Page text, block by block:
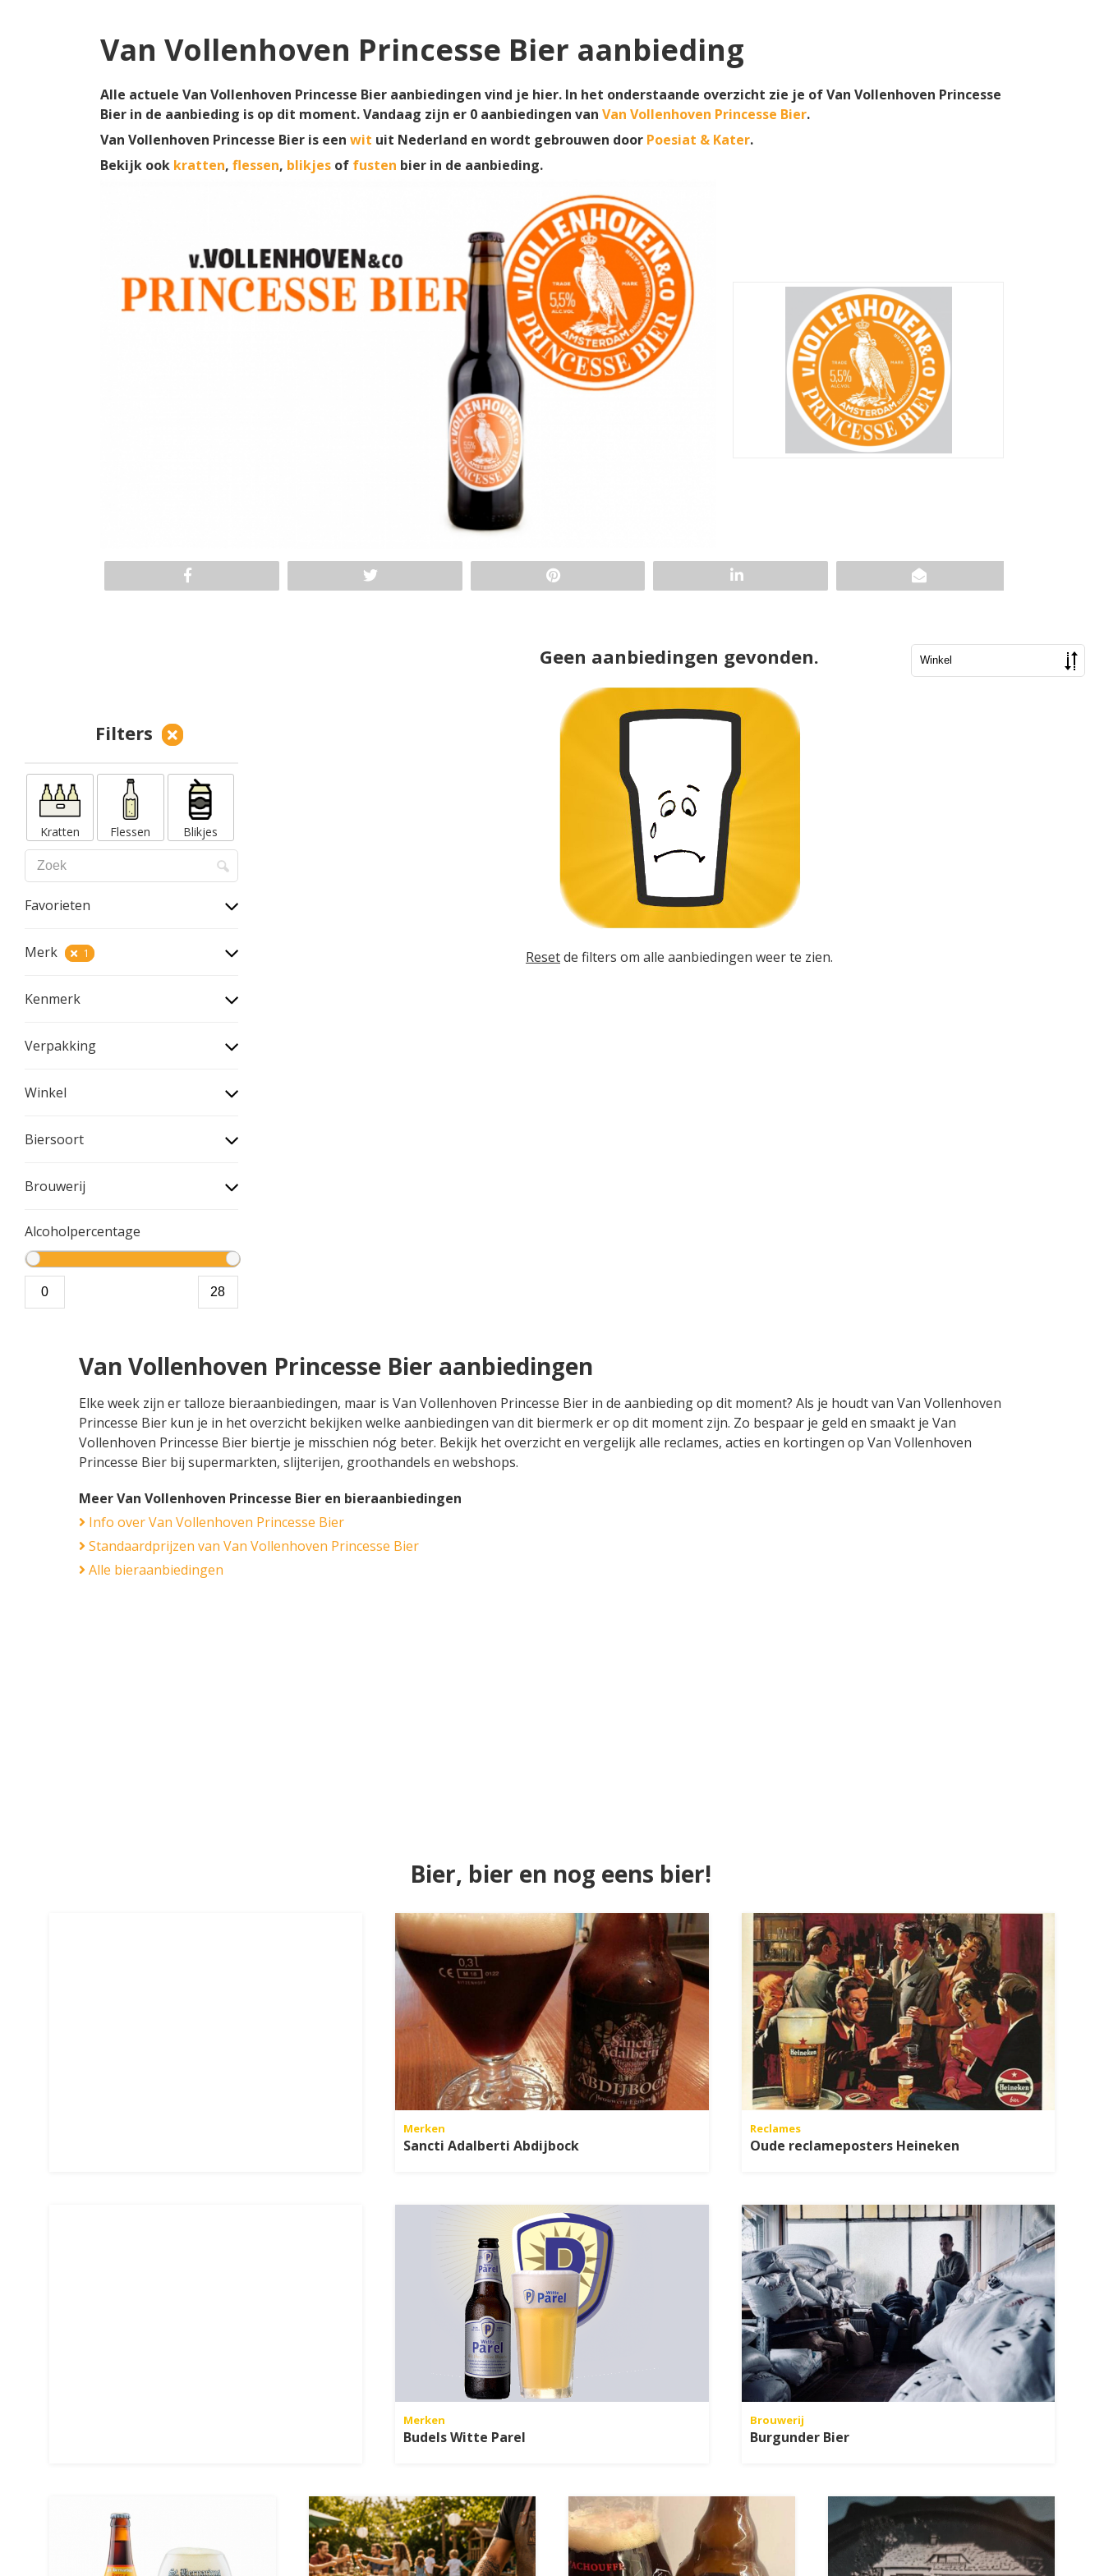
Van Vollenhoven Princesse Bier aanbieding
Alle actuele Van Vollenhoven Princesse Bier aanbiedingen vind je hier. In het onderstaande overzicht zie je of Van Vollenhoven Princesse
Bier in de aanbieding is op dit moment. Vandaag zijn er 0 aanbiedingen van Van Vollenhoven Princesse Bier.
Van Vollenhoven Princesse Bier is een wit uit Nederland en wordt gebrouwen door Poesiat & Kater.
Bekijk ook kratten, flessen, blikjes of fusten bier in de aanbieding.
Filters
Kratten Flessen Blikjes
Favorieten
Merk 1
Kenmerk
Verpakking
Winkel
Biersoort
Brouwerij
Alcoholpercentage
Geen aanbiedingen gevonden.
Resetde filters om alle aanbiedingen weer te zien.
Van Vollenhoven Princesse Bier aanbiedingen
Elke week zijn er talloze bieraanbiedingen, maar is Van Vollenhoven Princesse Bier in de aanbieding op dit moment? Als je houdt van Van Vollenhoven
Princesse Bier kun je in het overzicht bekijken welke aanbiedingen van dit biermerk er op dit moment zijn. Zo bespaar je geld en smaakt je Van
Vollenhoven Princesse Bier biertje je misschien nóg beter. Bekijk het overzicht en vergelijk alle reclames, acties en kortingen op Van Vollenhoven
Princesse Bier bij supermarkten, slijterijen, groothandels en webshops.
Meer Van Vollenhoven Princesse Bier en bieraanbiedingen
Info over Van Vollenhoven Princesse Bier
Standaardprijzen van Van Vollenhoven Princesse Bier
Alle bieraanbiedingen
Bier, bier en nog eens bier!
Merken
Sancti Adalberti Abdijbock
Reclames
Oude reclameposters Heineken
Merken
Budels Witte Parel
Brouwerij
Burgunder Bier